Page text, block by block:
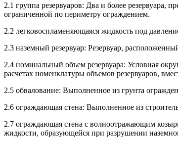
2.1 группа резервуаров: Два и более
ограниченной по периметру ограждением.
2.2 легковоспламеняющаяся жидкость под
2.3 наземный резервуар: Резервуар,
2.4 номинальный объем резервуара: Условная
расчетах номенклатуры объемов резервуаров,
2.5 обвалование: Выполненное из грунта
2.6 ограждающая стена: Выполненное из
2.7 ограждающая стена с волноотражающим
жидкости, образующейся при разрушении